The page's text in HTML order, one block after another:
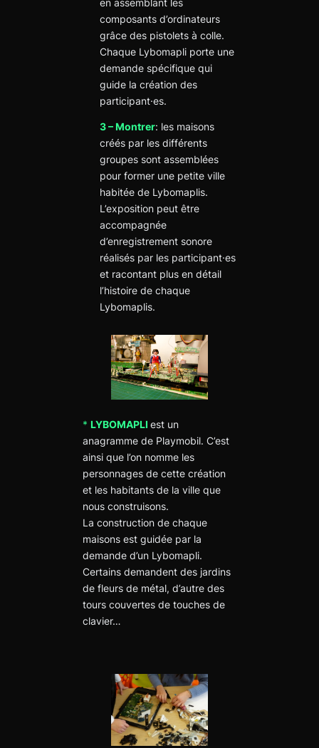
en assemblant les
composants d’ordinateurs
grâce des pistolets à colle.
Chaque Lybomapli porte une
demande spécifique qui
guide la création des
participant·es.
3 – Montrer: les maisons
créés par les différents
groupes sont assemblées
pour former une petite ville
habitée de Lybomaplis.
L’exposition peut être
accompagnée
d’enregistrement sonore
réalisés par les participant·es
et racontant plus en détail
l’histoire de chaque
Lybomaplis.
* LYBOMAPLIest un
anagramme de Playmobil. C’est
ainsi que l’on nomme les
personnages de cette création
et les habitants de la ville que
nous construisons.
La construction de chaque
maisons est guidée par la
demande d’un Lybomapli.
Certains demandent des jardins
de fleurs de métal, d’autre des
tours couvertes de touches de
clavier…